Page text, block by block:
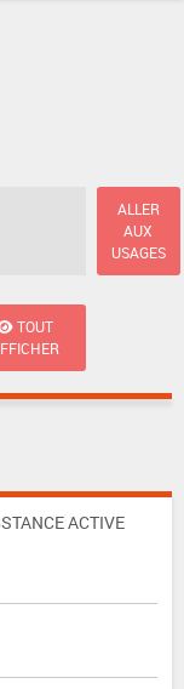
ALLER
AUX
USAGES
TOUT
ACTIVE